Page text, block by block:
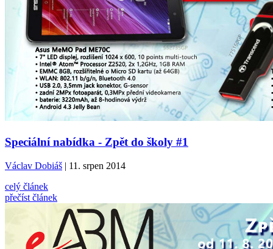
Speciální nabídka - Zpět do školy #1
Václav Dobiáš | 11. srpen 2014
celý článek
přečíst článek